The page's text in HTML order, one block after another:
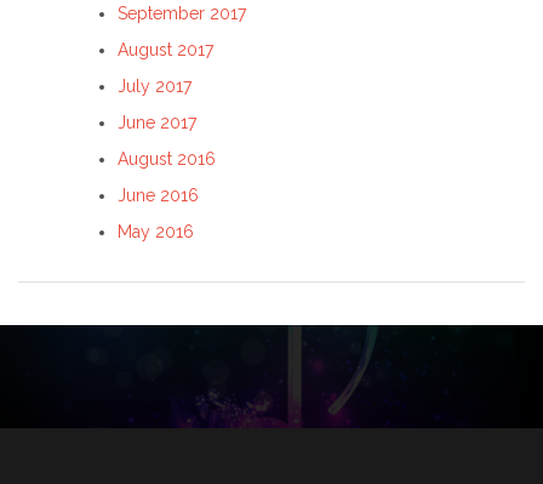
September 2017
August 2017
July 2017
June 2017
August 2016
June 2016
May 2016